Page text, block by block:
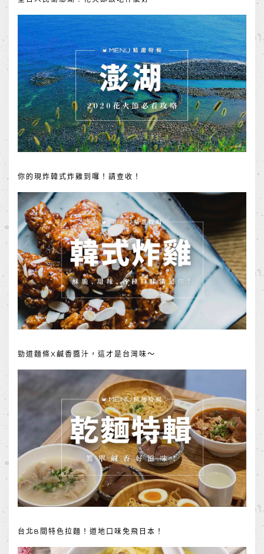
你的現炸韓式炸雞到囉！請查收！
勁道麵條X鹹香醬汁，這才是台灣味～
台北8間特色拉麵！道地口味免飛日本！